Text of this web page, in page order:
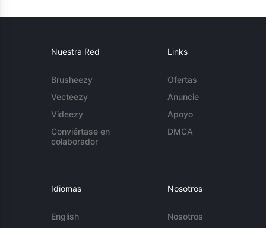
Nuestra Red
Brusheezy
Vecteezy
Videezy
Conviértase en
colaborador
Links
Ofertas
Anuncie
Apoyo
DMCA
Idiomas
English
Nosotros
Nosotros